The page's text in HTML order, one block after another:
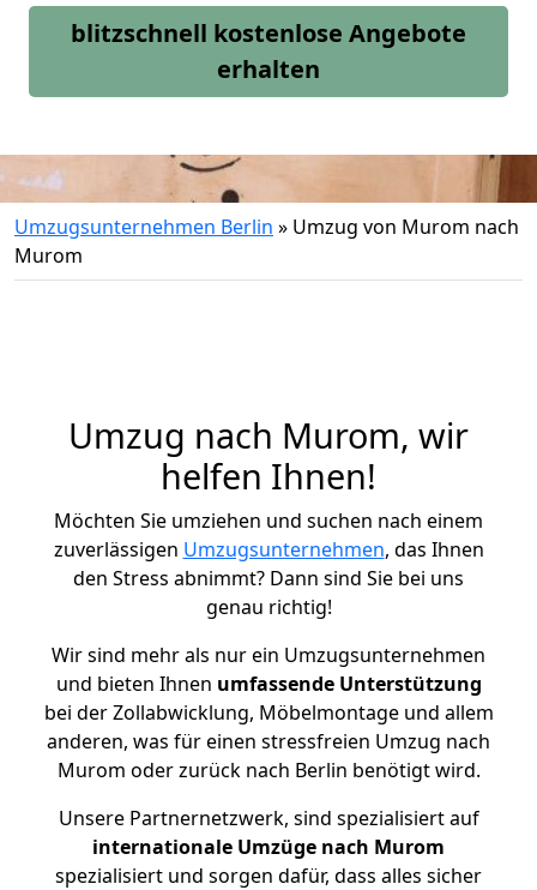
blitzschnell kostenlose Angebote
erhalten
Umzugsunternehmen Berlin » Umzug von Murom nach
Murom
Umzug nach Murom, wir
helfen Ihnen!
Möchten Sie umziehen und suchen nach einem
zuverlässigen Umzugsunternehmen, das Ihnen
den Stress abnimmt? Dann sind Sie bei uns
genau richtig!
Wir sind mehr als nur ein Umzugsunternehmen
und bieten Ihnen umfassende Unterstützung
bei der Zollabwicklung, Möbelmontage und allem
anderen, was für einen stressfreien Umzug nach
Murom oder zurück nach Berlin benötigt wird.
Unsere Partnernetzwerk, sind spezialisiert auf
internationale Umzüge nach Murom
spezialisiert und sorgen dafür, dass alles sicher